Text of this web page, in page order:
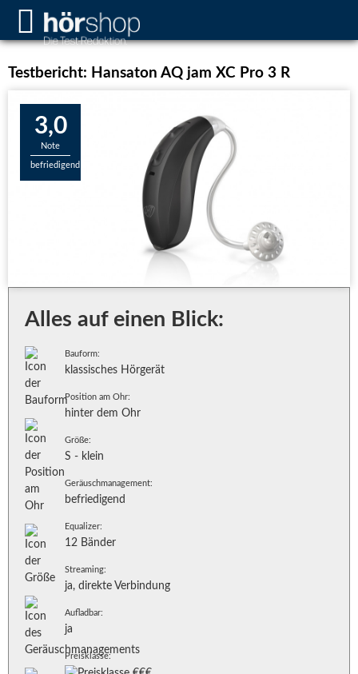
Testbericht: Hansaton AQ jam XC Pro 3 R
3,0
Note
befriedigend
Alles auf einen Blick:
Bauform:
klassisches Hörgerät
Position am Ohr:
hinter dem Ohr
Größe:
S - klein
Geräuschmanagement:
befriedigend
Equalizer:
12 Bänder
Streaming:
ja, direkte Verbindung
Aufladbar:
ja
Preisklasse: